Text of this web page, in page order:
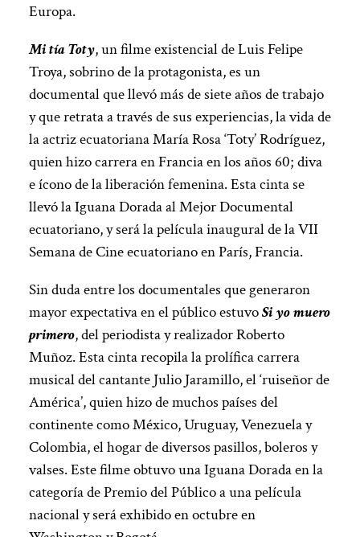
Europa.
Mi tía Toty, un filme existencial de Luis Felipe
Troya, sobrino de la protagonista, es un
documental que llevó más de siete años de trabajo
y que retrata a través de sus experiencias, la vida de
la actriz ecuatoriana María Rosa ‘Toty’ Rodríguez,
quien hizo carrera en Francia en los años 60; diva
e ícono de la liberación femenina. Esta cinta se
llevó la Iguana Dorada al Mejor Documental
ecuatoriano, y será la película inaugural de la VII
Semana de Cine ecuatoriano en París, Francia.
Sin duda entre los documentales que generaron
mayor expectativa en el público estuvoSi yo muero
primero, del periodista y realizador Roberto
Muñoz. Esta cinta recopila la prolífica carrera
musical del cantante Julio Jaramillo, el ‘ruiseñor de
América’, quien hizo de muchos países del
continente como México, Uruguay, Venezuela y
Colombia, el hogar de diversos pasillos, boleros y
valses. Este filme obtuvo una Iguana Dorada en la
categoría de Premio del Público a una película
nacional y será exhibido en octubre en